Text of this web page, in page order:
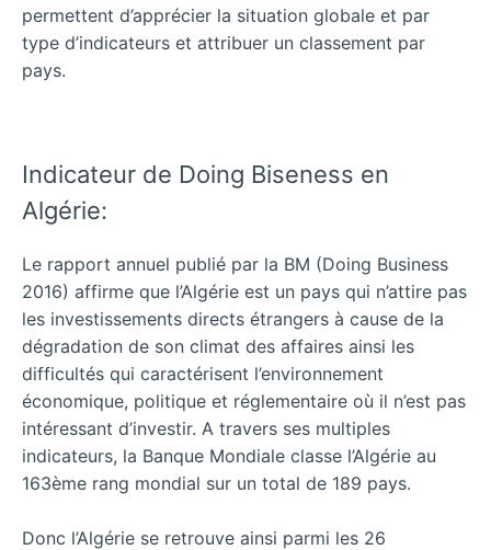
permettent d’apprécier la situation globale et par
type d’indicateurs et attribuer un classement par
pays.
Indicateur de Doing Biseness en
Algérie:
Le rapport annuel publié par la BM (Doing Business
2016) affirme que l’Algérie est un pays qui n’attire pas
les investissements directs étrangers à cause de la
dégradation de son climat des affaires ainsi les
difficultés qui caractérisent l’environnement
économique, politique et réglementaire où il n’est pas
intéressant d’investir. A travers ses multiples
indicateurs, la Banque Mondiale classe l’Algérie au
163ème rang mondial sur un total de 189 pays.
Donc l’Algérie se retrouve ainsi parmi les 26